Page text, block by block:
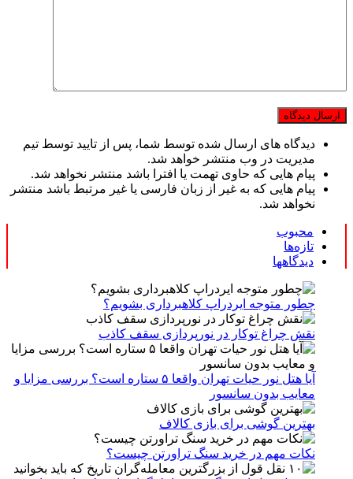
دیدگاه های ارسال شده توسط شما، پس از تایید توسط تیم
مدیریت در وب منتشر خواهد شد.
پیام هایی که حاوی تهمت یا افترا باشد منتشر نخواهد شد.
پیام هایی که به غیر از زبان فارسی یا غیر مرتبط باشد منتشر
نخواهد شد.
محبوب
تازه‌ها
دیدگاهها
چطور متوجه ایردراپ کلاهبرداری بشویم؟
نقش چراغ توکار در نورپردازی سقف کاذب
آیا هتل نور حیات تهران واقعا ۵ ستاره است؟ بررسی مزایا و
معایب بدون سانسور
بهترین گوشی برای بازی کالاف
نکات مهم در خرید سنگ تراورتن چیست؟